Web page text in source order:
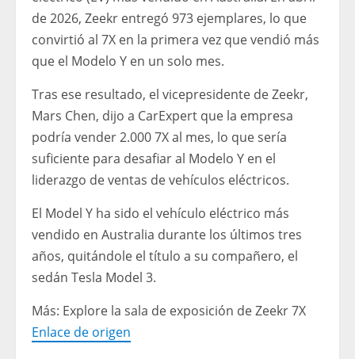
de 2026, Zeekr entregó 973 ejemplares, lo que
convirtió al 7X en la primera vez que vendió más
que el Modelo Y en un solo mes.
Tras ese resultado, el vicepresidente de Zeekr,
Mars Chen, dijo a CarExpert que la empresa
podría vender 2.000 7X al mes, lo que sería
suficiente para desafiar al Modelo Y en el
liderazgo de ventas de vehículos eléctricos.
El Model Y ha sido el vehículo eléctrico más
vendido en Australia durante los últimos tres
años, quitándole el título a su compañero, el
sedán Tesla Model 3.
Más: Explore la sala de exposición de Zeekr 7X
Enlace de origen